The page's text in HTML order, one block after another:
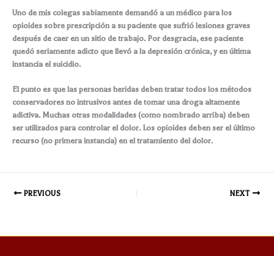
Uno de mis colegas sabiamente demandó a un médico para los
opioides sobre prescripción a su paciente que sufrió lesiones graves
después de caer en un sitio de trabajo. Por desgracia, ese paciente
quedó seriamente adicto que llevó a la depresión crónica, y en última
instancia el suicidio.
El punto es que las personas heridas deben tratar todos los métodos
conservadores no intrusivos antes de tomar una droga altamente
adictiva. Muchas otras modalidades (como nombrado arriba) deben
ser utilizados para controlar el dolor. Los opioides deben ser el último
recurso (no primera instancia) en el tratamiento del dolor.
PREVIOUS NEXT